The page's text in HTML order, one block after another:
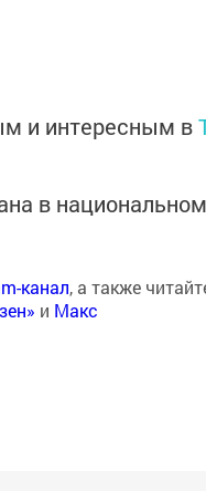
и интересным в
в
канал, а также
и Макс